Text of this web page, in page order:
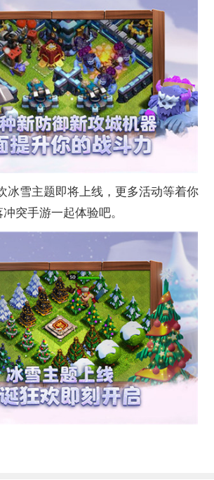
雪主题即将上线，更多活动等着你
突手游一起体验吧。